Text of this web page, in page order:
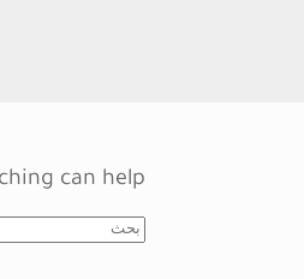
can help.
Search